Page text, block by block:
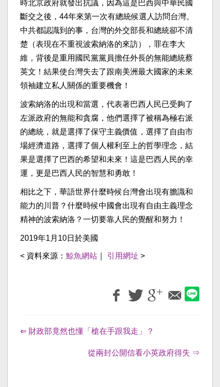
時北京政府就發出抗議，因為這是巴西與中華民國
斷交之後，44年來第一次有總統候選人訪問台灣。
中共都認識到的事，台灣的外交部長和總統卻不清
楚（表現在不重視波索納洛的來訪），罪在李大
維，背後是重用國民黨黨員擔任外長的無能總統蔡
英文！結果使台灣失去了跟南美洲最大國家的未來
領袖建立私人關係的重要機會！
波索納洛的出現和當選，代表著巴西人民已受夠了
左派政府的無能和貪腐，他們選擇了被稱為極右派
的總統，就是選擇了保守主義價值，選擇了自由市
場經濟道路，選擇了個人權利至上的哲學理念，結
果是選擇了巴西的希望和未來！這是巴西人民的幸
運，更是巴西人民的智慧和勇敢！
相比之下，華語世界什麼時候台灣會出現有膽識和
能力的川普？什麼時候中國會出現有自由主義理念
精神的波索納洛？一切要靠人民的覺醒和努力！
2019年1月10日於美國
< 資料來源： 鯨魚網站 引用網址 >
⇐ 財政部竟然也懂「槍在手跟我走」？
從兩封公開信看小英政府得失 ⇒